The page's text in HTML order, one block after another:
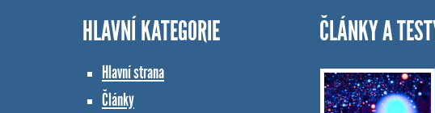
HLAVNÍ KATEGORIE
Hlavní strana
Články
ČLÁNKY A